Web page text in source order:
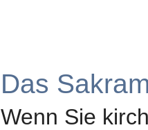
Das
Wenn Sie